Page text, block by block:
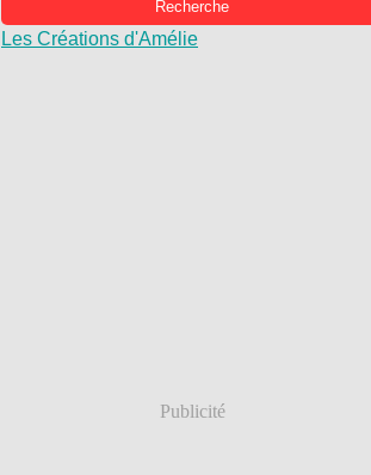
Les Créations d'Amélie
Publicité